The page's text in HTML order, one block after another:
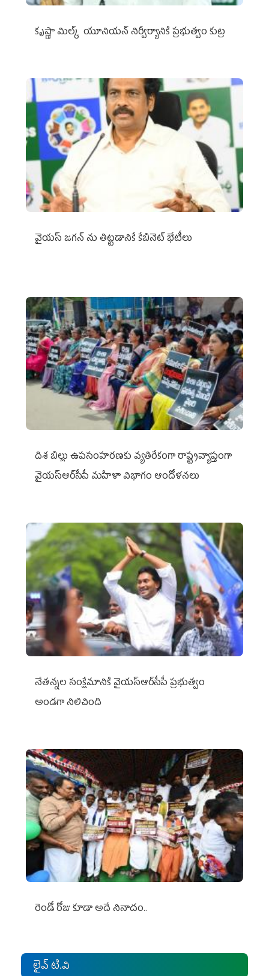
కృష్ణా మిల్క్‌ యూనియన్‌ నిర్వీర్యానికి ప్రభుత్వం కుట్ర
వైయ‌స్ జగన్‌ ను తిట్టడానికే కేబినెట్‌ భేటీలు
దిశ బిల్లు ఉపసంహరణకు వ్యతిరేకంగా రాష్ట్రవ్యాప్తంగా
వైయ‌స్ఆర్‌సీపీ మహిళా విభాగం ఆందోళనలు
నేతన్నల సంక్షేమానికి వైయ‌స్ఆర్‌సీపీ ప్రభుత్వం
అండగా నిలిచింది
రెండో రోజు కూడా అదే నినాదం..
లైవ్ టి.వి